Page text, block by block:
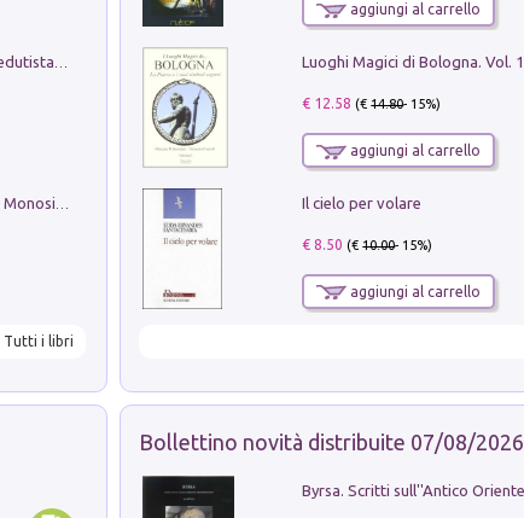
Tutti i libri
aggiungi al carrello
€ 12.58 (€14.80- 15%)
aggiungi al carrello
Il cielo per volare
€ 8.50 (€10.00- 15%)
aggiungi al carrello
Bollettino novità distribuite 07/08/2026